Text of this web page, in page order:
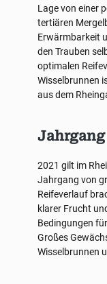
Lage von einer
tertiären
Erwärmbarkeit
den Trauben
optimalen
Wisselbrunnen
aus dem
Jahrgang
2021 gilt im
Jahrgang von
Reifeverlauf
klarer Frucht
Bedingungen
Großes
Wisselbrunnen